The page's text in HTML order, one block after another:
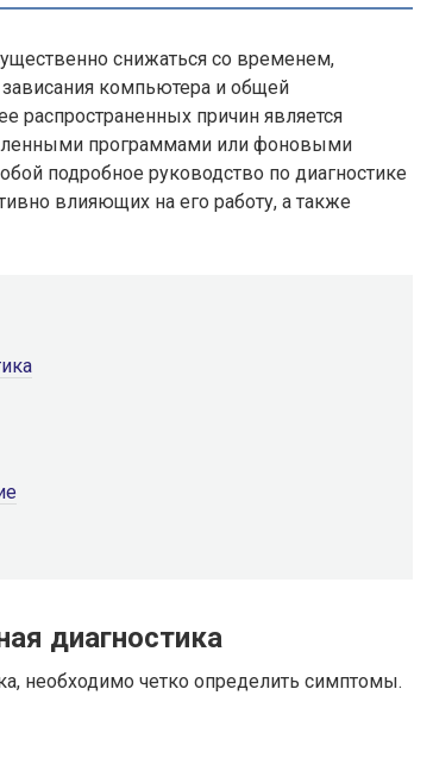
снижаться со временем,
компьютера и общей
распространенных причин является
программами или фоновыми
подробное руководство по диагностике
влияющих на его работу, а также
диагностика
необходимо четко определить симптомы.